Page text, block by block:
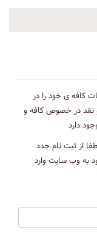
کافه ی خود را در
نقد در خصوص کافه و
دارد
از ثبت نام جدد
به وب سایت وارد